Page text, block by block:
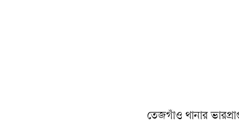
তেজগাঁও থানার